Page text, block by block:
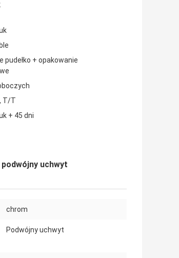
pudełko + opakowanie
T/T
+ 45 dni
uchwyt
chrom
Podwójny uchwyt